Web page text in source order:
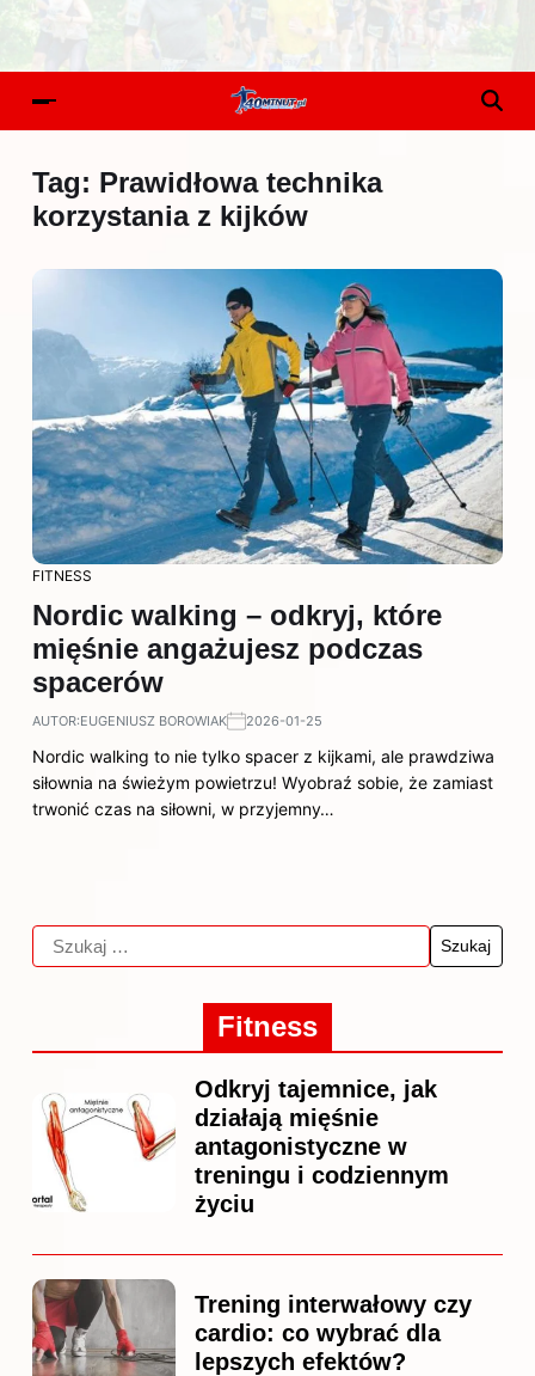
Tag: Prawidłowa technika
korzystania z kijków
FITNESS
Nordic walking – odkryj, które
mięśnie angażujesz podczas
spacerów
AUTOR:EUGENIUSZ BOROWIAK 2026-01-25
Nordic walking to nie tylko spacer z kijkami, ale prawdziwa
siłownia na świeżym powietrzu! Wyobraź sobie, że zamiast
trwonić czas na siłowni, w przyjemny…
Fitness
Odkryj tajemnice, jak
działają mięśnie
antagonistyczne w
treningu i codziennym
życiu
Trening interwałowy czy
cardio: co wybrać dla
lepszych efektów?